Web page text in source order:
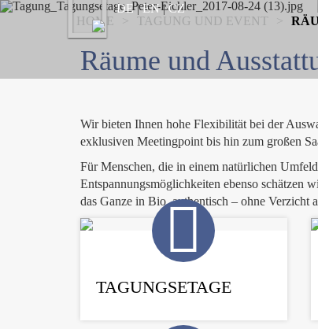
DE|EN|CZ
Previous
HOME > TAGUNG UND EVENT >
Räume und
Wir bieten Ihnen hohe Flexibilität bei der
exklusiven Meetingpoint bis hin zum großen
Für Menschen, die in einem natürlichen
Entspannungsmöglichkeiten ebenso schätzen
das Ganze in Bio, authentisch – ohne Verzicht
TAGUNGSETAGE